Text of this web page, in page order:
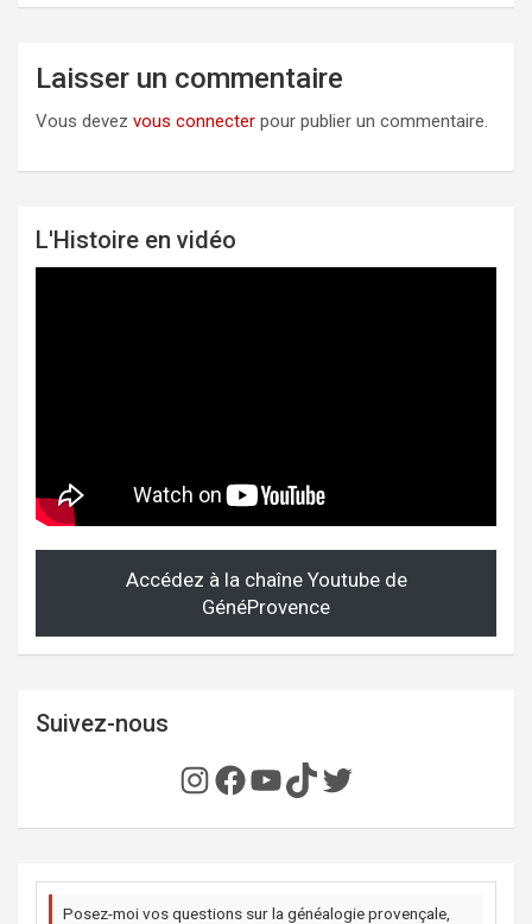
Laisser un commentaire
Vous devez vous connecter pour publier un commentaire.
L'Histoire en vidéo
Accédez à la chaîne Youtube de
GénéProvence
Suivez-nous
Instagram
Facebook
YouTube
TikTok
Twitter
Posez-moi vos questions sur la généalogie provençale,